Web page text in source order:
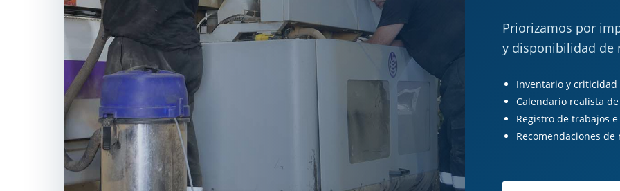
Priorizamos por
y disponibilidad de
Inventario y criticidad
Calendario realista
Registro de trabajos
Recomendaciones